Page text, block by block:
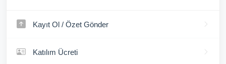
Kayıt Ol / Özet Gönder
Katılım Ücreti